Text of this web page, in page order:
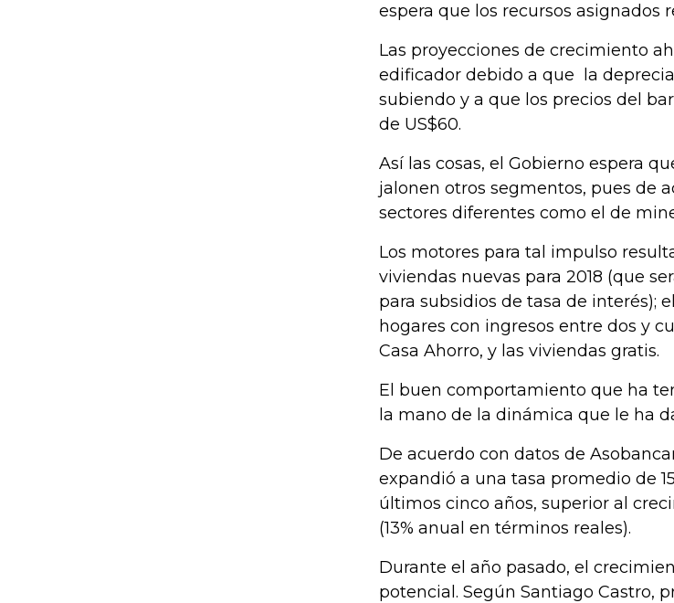
espera que los recursos asignados
Las proyecciones de crecimiento
edificador debido a que la
subiendo y a que los precios del
de US$60.
Así las cosas, el Gobierno espera
jalonen otros segmentos, pues de
sectores diferentes como el de
Los motores para tal impulso
viviendas nuevas para 2018 (que
para subsidios de tasa de interés);
hogares con ingresos entre dos y
Casa Ahorro, y las viviendas gratis.
El buen comportamiento que ha
la mano de la dinámica que le ha
De acuerdo con datos de
expandió a una tasa promedio de
últimos cinco años, superior al
(13% anual en términos reales).
Durante el año pasado, el
potencial. Según Santiago Castro,